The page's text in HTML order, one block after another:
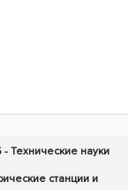
- Технические науки
станции и